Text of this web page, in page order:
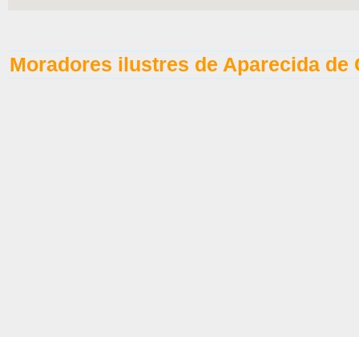
Moradores ilustres de Aparecida de